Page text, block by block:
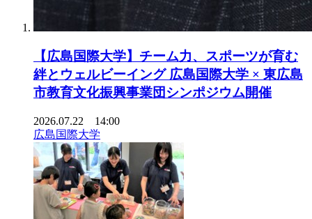
【広島国際大学】チーム力、スポーツが育む
絆とウェルビーイング 広島国際大学 × 東広島
市教育文化振興事業団シンポジウム開催
2026.07.22 14:00
広島国際大学